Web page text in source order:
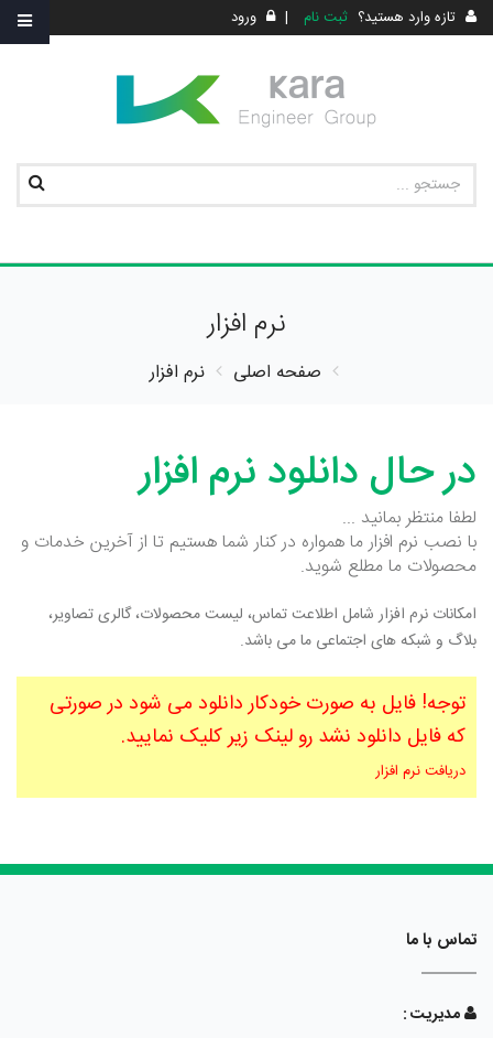
تازه وارد هستید؟ ثبت نام | ورود
نرم افزار
صفحه اصلی نرم افزار
در حال دانلود نرم افزار
لطفا منتظر بمانید ...
با نصب نرم افزار ما همواره در کنار شما هستیم تا از آخرین خدمات و
محصولات ما مطلع شوید.
امکانات نرم افزار شامل اطلاعت تماس، لیست محصولات، گالری تصاویر،
بلاگ و شبکه های اجتماعی ما می باشد.
توجه! فایل به صورت خودکار دانلود می شود در صورتی
که فایل دانلود نشد رو لینک زیر کلیک نمایید.
دریافت نرم افزار
تماس با ما
مدیریت :